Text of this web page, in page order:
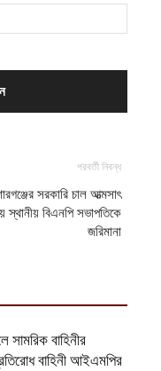
পরবর্তী নিবন্ধ
সরকারি চাল আত্মসাৎ
স্থানীয় বিএনপি সভাপতিকে
জরিমানা
সামরিক বাহিনীর
বাহিনী আইএমপির